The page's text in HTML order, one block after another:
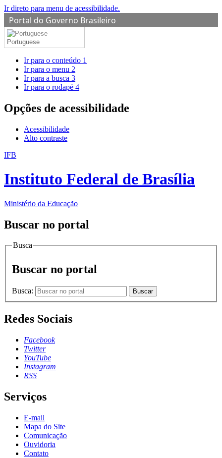
Ir direto para menu de acessibilidade.
Portal do Governo Brasileiro
Portuguese
Ir para o conteúdo 1
Ir para o menu 2
Ir para a busca 3
Ir para o rodapé 4
Opções de acessibilidade
Acessibilidade
Alto contraste
IFB
Instituto Federal de Brasília
Ministério da Educação
Buscar no portal
Busca
Buscar no portal
Busca: Buscar
Redes Sociais
Facebook
Twitter
YouTube
Instagram
RSS
Serviços
E-mail
Mapa do Site
Comunicação
Ouvidoria
Contato